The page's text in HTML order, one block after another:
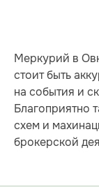
Меркурий в
стоит быть
на события и
Благоприятно
схем и
брокерской